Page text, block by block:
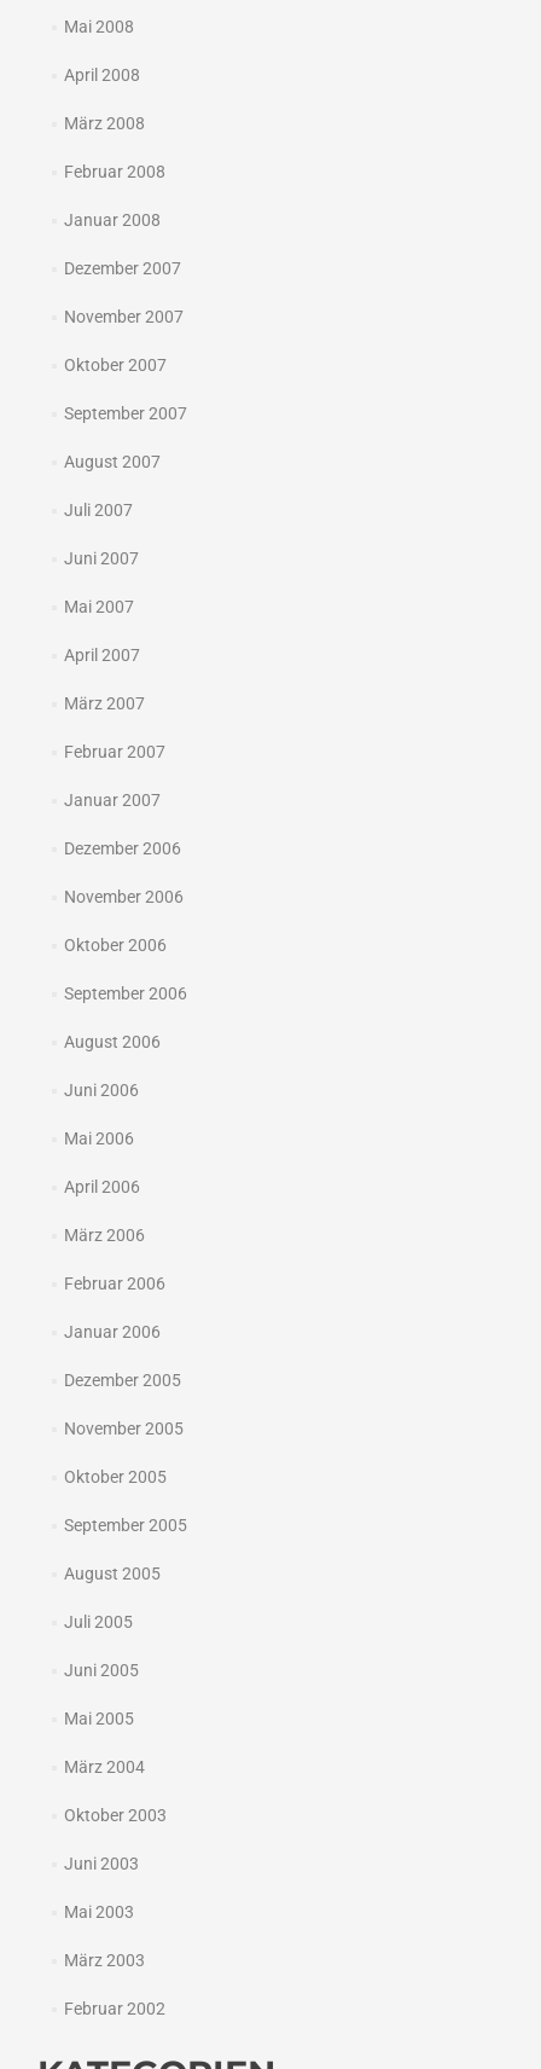
Mai 2008
April 2008
März 2008
Februar 2008
Januar 2008
Dezember 2007
November 2007
Oktober 2007
September 2007
August 2007
Juli 2007
Juni 2007
Mai 2007
April 2007
März 2007
Februar 2007
Januar 2007
Dezember 2006
November 2006
Oktober 2006
September 2006
August 2006
Juni 2006
Mai 2006
April 2006
März 2006
Februar 2006
Januar 2006
Dezember 2005
November 2005
Oktober 2005
September 2005
August 2005
Juli 2005
Juni 2005
Mai 2005
März 2004
Oktober 2003
Juni 2003
Mai 2003
März 2003
Februar 2002